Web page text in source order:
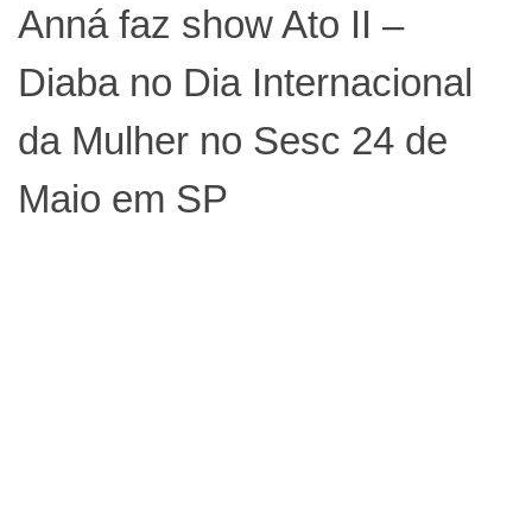
Anná faz show Ato II –
Diaba no Dia Internacional
da Mulher no Sesc 24 de
Maio em SP